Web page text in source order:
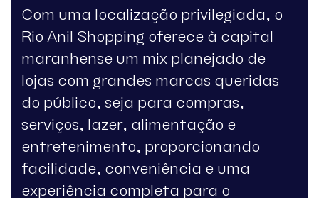
Com uma localização privilegiada, o
Rio Anil Shopping oferece à capital
maranhense um mix planejado de
lojas com grandes marcas queridas
do público, seja para compras,
serviços, lazer, alimentação e
entretenimento, proporcionando
facilidade, conveniência e uma
experiência completa para o